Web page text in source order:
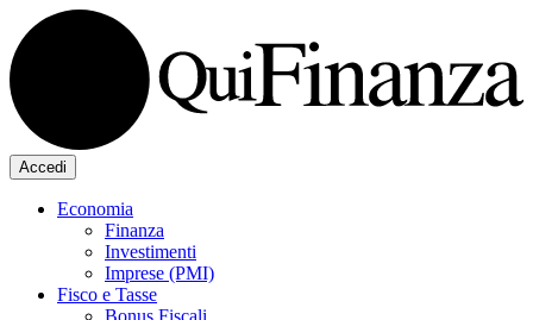
Accedi
Economia
Finanza
Investimenti
Imprese (PMI)
Fisco e Tasse
Bonus Fiscali